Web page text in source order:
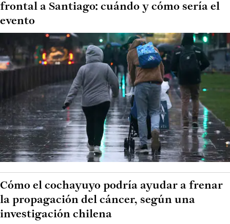
frontal a Santiago: cuándo y cómo sería el
evento
Cómo el cochayuyo podría ayudar a frenar
la propagación del cáncer, según una
investigación chilena